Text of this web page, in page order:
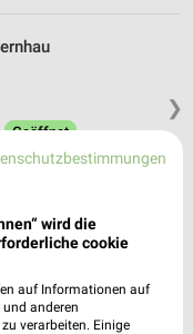
❯
Geöffnet
Geöffnet
wird die
cookie
auf Informationen auf
und anderen
verarbeiten. Einige